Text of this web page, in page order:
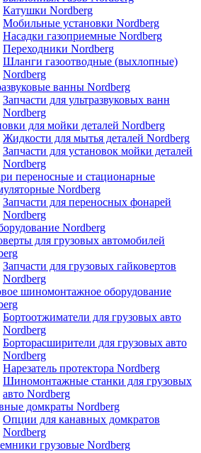
Катушки Nordberg
Мобильные установки Nordberg
Насадки газоприемные Nordberg
Переходники Nordberg
Шланги газоотводные (выхлопные)
Nordberg
ванны Nordberg
Запчасти для ультразвуковых ванн
Nordberg
для мойки деталей Nordberg
Жидкости для мытья деталей Nordberg
Запчасти для установок мойки деталей
Nordberg
переносные и стационарные
Nordberg
Запчасти для переносных фонарей
Nordberg
Nordberg
для грузовых автомобилей
Запчасти для грузовых гайковертов
Nordberg
шиномонтажное оборудование
Бортоотжиматели для грузовых авто
Nordberg
Борторасширители для грузовых авто
Nordberg
Нарезатель протектора Nordberg
Шиномонтажные станки для грузовых
авто Nordberg
домкраты Nordberg
Опции для канавных домкратов
Nordberg
грузовые Nordberg